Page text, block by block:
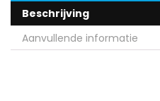
Beschrijving
Aanvullende informatie